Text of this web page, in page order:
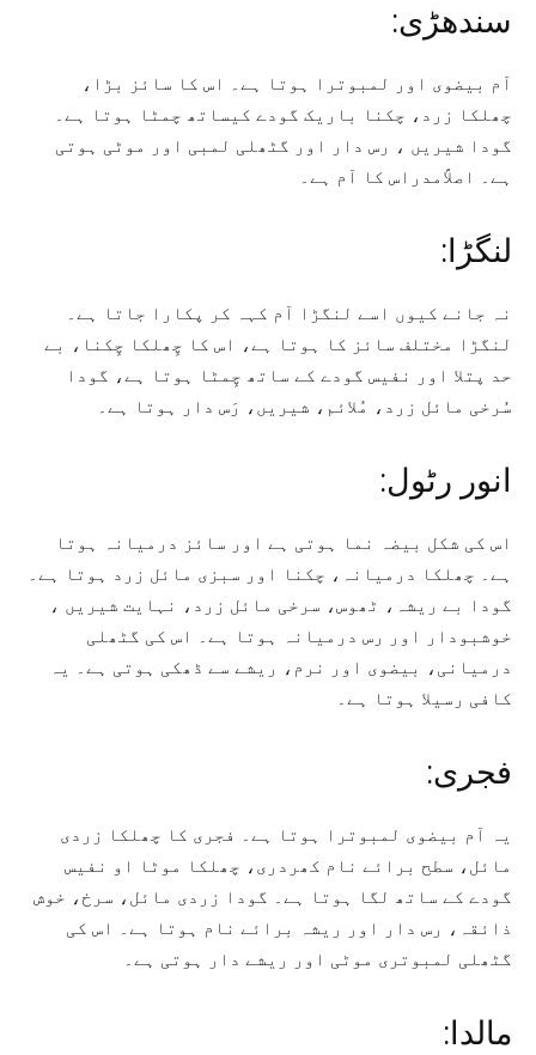
سندھڑی:
آم بیضوی اور لمبوترا ہوتا ہے۔ اس کا سائز بڑا،
چھلکا زرد، چکنا باریک گودے کیساتھ چمٹا ہوتا ہے۔
گودا شیریں ، رس دار اور گٹھلی لمبی اور موٹی ہوتی
ہے۔ اصلاًمدراس کا آم ہے۔
لنگڑا:
نہ جانے کیوں اسے لنگڑا آم کہہ کر پکارا جاتا ہے۔
لنگڑا مختلف سائز کا ہوتا ہے، اس کا چِھلکا چِکنا، بے
حد پتلا اور نفیس گودے کے ساتھ چِمٹا ہوتا ہے، گودا
سُرخی مائل زرد، مُلائم، شیریں، رَس دار ہوتا ہے۔
انور رٹول:
اس کی شکل بیضہ نما ہوتی ہے اور سائز درمیانہ ہوتا
ہے۔ چھلکا درمیانہ، چکنا اور سبزی مائل زرد ہوتا ہے۔
گودا بے ریشہ، ٹھوس، سرخی مائل زرد، نہایت شیریں ،
خوشبودار اور رس درمیانہ ہوتا ہے۔ اس کی گٹھلی
درمیانی، بیضوی اور نرم، ریشے سے ڈھکی ہوتی ہے۔ یہ
کافی رسیلا ہوتا ہے۔
فجری:
یہ آم بیضوی لمبوترا ہوتا ہے۔ فجری کا چھلکا زردی
مائل، سطح برائے نام کھردری، چھلکا موٹا او نفیس
گودے کے ساتھ لگا ہوتا ہے۔ گودا زردی مائل، سرخ، خوش
ذائقہ، رس دار اور ریشہ برائے نام ہوتا ہے۔ اس کی
گٹھلی لمبوتری موٹی اور ریشے دار ہوتی ہے۔
مالدا: